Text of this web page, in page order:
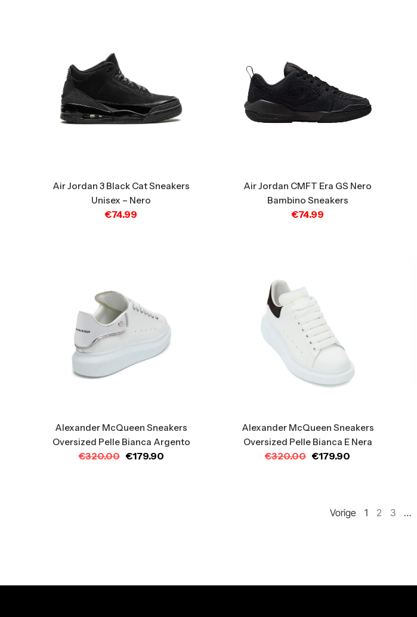
Air Jordan 3 Black Cat Sneakers
Unisex – Nero
€74.99
Air Jordan CMFT Era GS Nero
Bambino Sneakers
€74.99
Alexander McQueen Sneakers
Oversized Pelle Bianca Argento
€320.00 €179.90
Alexander McQueen Sneakers
Oversized Pelle Bianca E Nera
€320.00 €179.90
Vorige 1 2 3 …